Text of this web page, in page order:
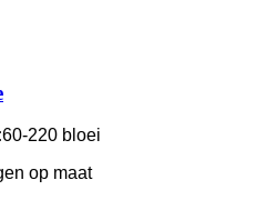
60-220 bloei
op maat